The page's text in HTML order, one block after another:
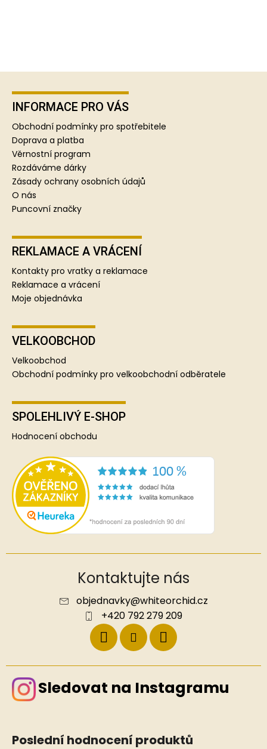
Z
INFORMACE PRO VÁS
Obchodní podmínky pro spotřebitele
Doprava a platba
Věrnostní program
Rozdáváme dárky
Zásady ochrany osobních údajů
O nás
Puncovní značky
REKLAMACE A VRÁCENÍ
Kontakty pro vratky a reklamace
Reklamace a vrácení
Moje objednávka
VELKOOBCHOD
Velkoobchod
Obchodní podmínky pro velkoobchodní odběratele
SPOLEHLIVÝ E-SHOP
Hodnocení obchodu
Kontaktujte nás
objednavky@whiteorchid.cz
+420 792 279 209
Sledovat na Instagramu
Poslední hodnocení produktů